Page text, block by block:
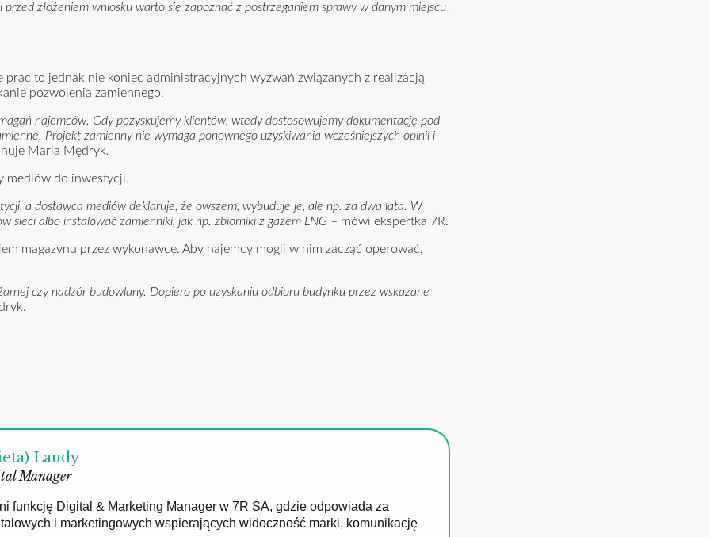
złożeniem wniosku warto się zapoznać z postrzeganiem sprawy w danym miejscu
to jednak nie koniec administracyjnych wyzwań związanych z realizacją
pozwolenia zamiennego.
najemców. Gdy pozyskujemy klientów, wtedy dostosowujemy dokumentację pod
Projekt zamienny nie wymaga ponownego uzyskiwania wcześniejszych opinii i
Maria Mędryk.
mediów do inwestycji.
a dostawca mediów deklaruje, że owszem, wybuduje je, ale np. za dwa lata. W
sieci albo instalować zamienniki, jak np. zbiorniki z gazem LNG – mówi ekspertka 7R.
magazynu przez wykonawcę. Aby najemcy mogli w nim zacząć operować,
czy nadzór budowlany. Dopiero po uzyskaniu odbioru budynku przez wskazane
Laudy
Manager
funkcję Digital & Marketing Manager w 7R SA, gdzie odpowiada za
i marketingowych wspierających widoczność marki, komunikację